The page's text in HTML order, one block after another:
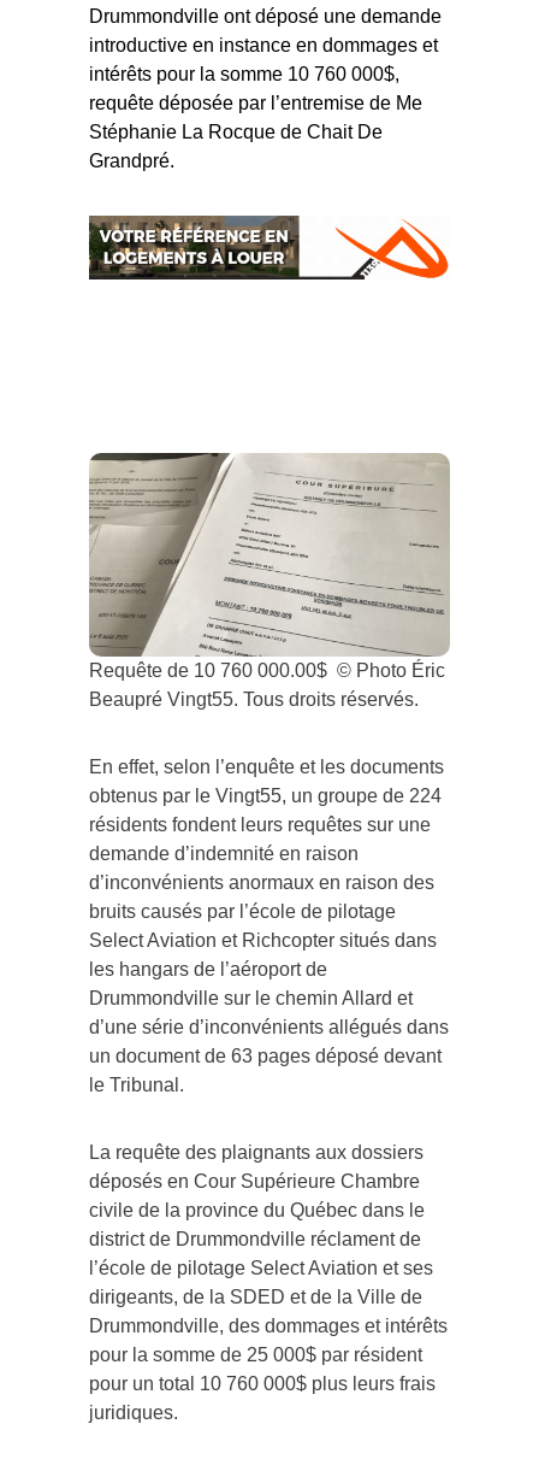
Drummondville ont déposé une demande
introductive en instance en dommages et
intérêts pour la somme 10 760 000$,
requête déposée par l’entremise de Me
Stéphanie La Rocque de Chait De
Grandpré.
Requête de 10 760 000.00$ © Photo Éric
Beaupré Vingt55. Tous droits réservés.
En effet, selon l’enquête et les documents
obtenus par le Vingt55, un groupe de 224
résidents fondent leurs requêtes sur une
demande d’indemnité en raison
d’inconvénients anormaux en raison des
bruits causés par l’école de pilotage
Select Aviation et Richcopter situés dans
les hangars de l’aéroport de
Drummondville sur le chemin Allard et
d’une série d’inconvénients allégués dans
un document de 63 pages déposé devant
le Tribunal.
La requête des plaignants aux dossiers
déposés en Cour Supérieure Chambre
civile de la province du Québec dans le
district de Drummondville réclament de
l’école de pilotage Select Aviation et ses
dirigeants, de la SDED et de la Ville de
Drummondville, des dommages et intérêts
pour la somme de 25 000$ par résident
pour un total 10 760 000$ plus leurs frais
juridiques.